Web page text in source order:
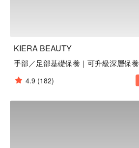
KIERA BEAUTY
手部／足部基礎保養｜可升級深層保養
4.9 (182)